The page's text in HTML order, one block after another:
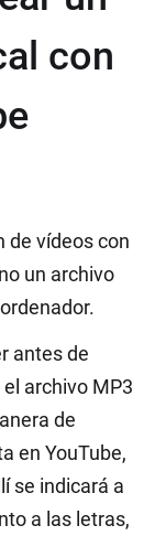
con
de vídeos con
un archivo
antes de
archivo MP3
de
en YouTube,
se indicará a
a las letras,